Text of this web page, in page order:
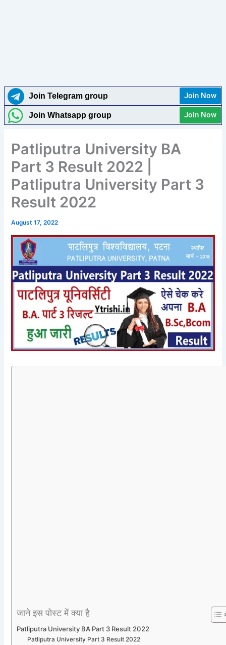
Join Telegram group Join Now
Join Whatsapp group Join Now
Patliputra University BA
Part 3 Result 2022 |
Patliputra University Part 3
Result 2022
August 17, 2022
जाने इस पोस्ट में क्या है
Patliputra University BA Part 3 Result 2022
Patliputra University Part 3 Result 2022